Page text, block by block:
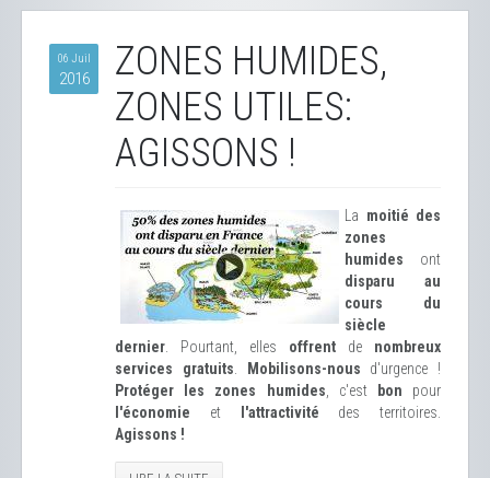
06 Juil
2016
ZONES HUMIDES,
ZONES UTILES:
AGISSONS !
La moitié des
zones
humides ont
disparu au
cours du
siècle
dernier . Pourtant, elles offrent de nombreux
services gratuits
Mobilisons-nous d'urgence !
Protéger les zones humides , c'est bon pour
l'économie et l'attractivité des territoires.
Agissons !